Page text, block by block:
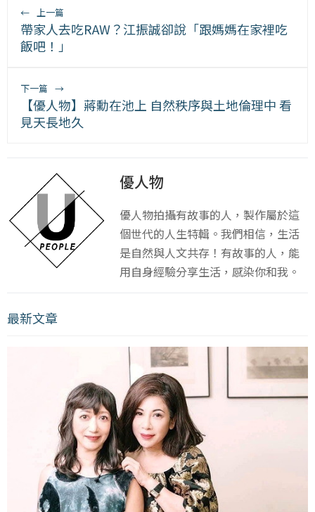
← 上一篇
帶家人去吃RAW？江振誠卻說「跟媽媽在家裡吃
飯吧！」
下一篇 →
【優人物】蔣勳在池上 自然秩序與土地倫理中 看
見天長地久
優人物
優人物拍攝有故事的人，製作屬於這
個世代的人生特輯。我們相信，生活
是自然與人文共存！有故事的人，能
用自身經驗分享生活，感染你和我。
最新文章